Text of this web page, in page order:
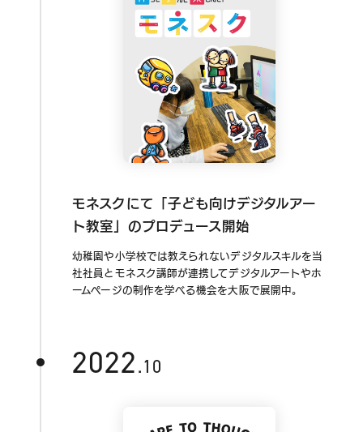
モネスクにて「子ども向けデジタルアー
ト教室」のプロデュース開始
幼稚園や小学校では教えられないデジタルスキルを当
社社員とモネスク講師が連携してデジタルアートやホ
ームページの制作を学べる機会を大阪で展開中。
2022.10